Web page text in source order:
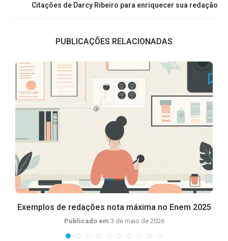
Citações de Darcy Ribeiro para enriquecer sua redação
PUBLICAÇÕES RELACIONADAS
Exemplos de redações nota máxima no Enem 2025
Publicado em 3 de maio de 2026